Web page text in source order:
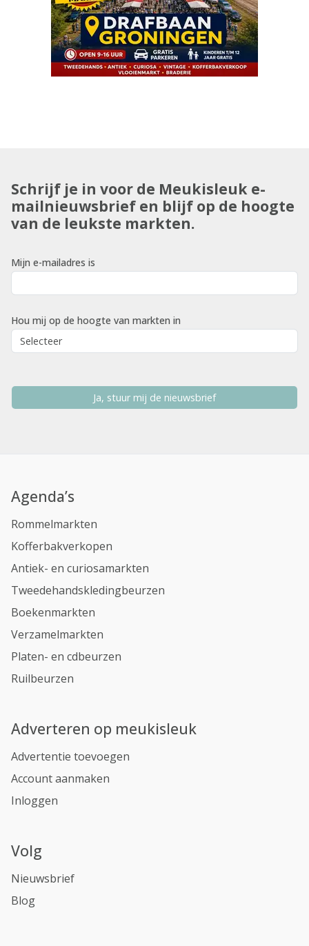
Schrijf je in voor de Meukisleuk e-
mailnieuwsbrief en blijf op de hoogte
van de leukste markten.
Mijn e-mailadres is
Hou mij op de hoogte van markten in
Ja, stuur mij de nieuwsbrief
Agenda’s
Rommelmarkten
Kofferbakverkopen
Antiek- en curiosamarkten
Tweedehandskledingbeurzen
Boekenmarkten
Verzamelmarkten
Platen- en cdbeurzen
Ruilbeurzen
Adverteren op meukisleuk
Advertentie toevoegen
Account aanmaken
Inloggen
Volg
Nieuwsbrief
Blog